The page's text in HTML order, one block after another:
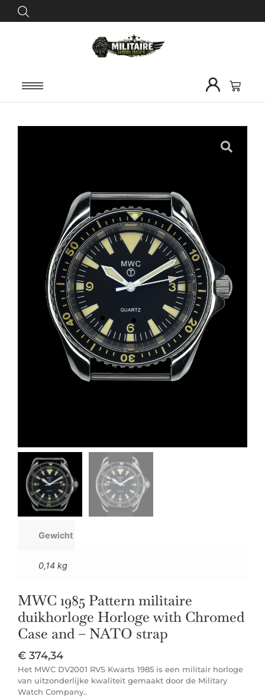
Gewicht
0,14 kg
MWC 1985 Pattern militaire
duikhorloge Horloge with Chromed
Case and – NATO strap
€ 374,34
Het MWC DV2001 RVS Kwarts 1985 is een militair horloge
van uitzonderlijke kwaliteit gemaakt door de Military
Watch Company..